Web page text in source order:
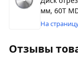
мм, 60T
На
Отзывы